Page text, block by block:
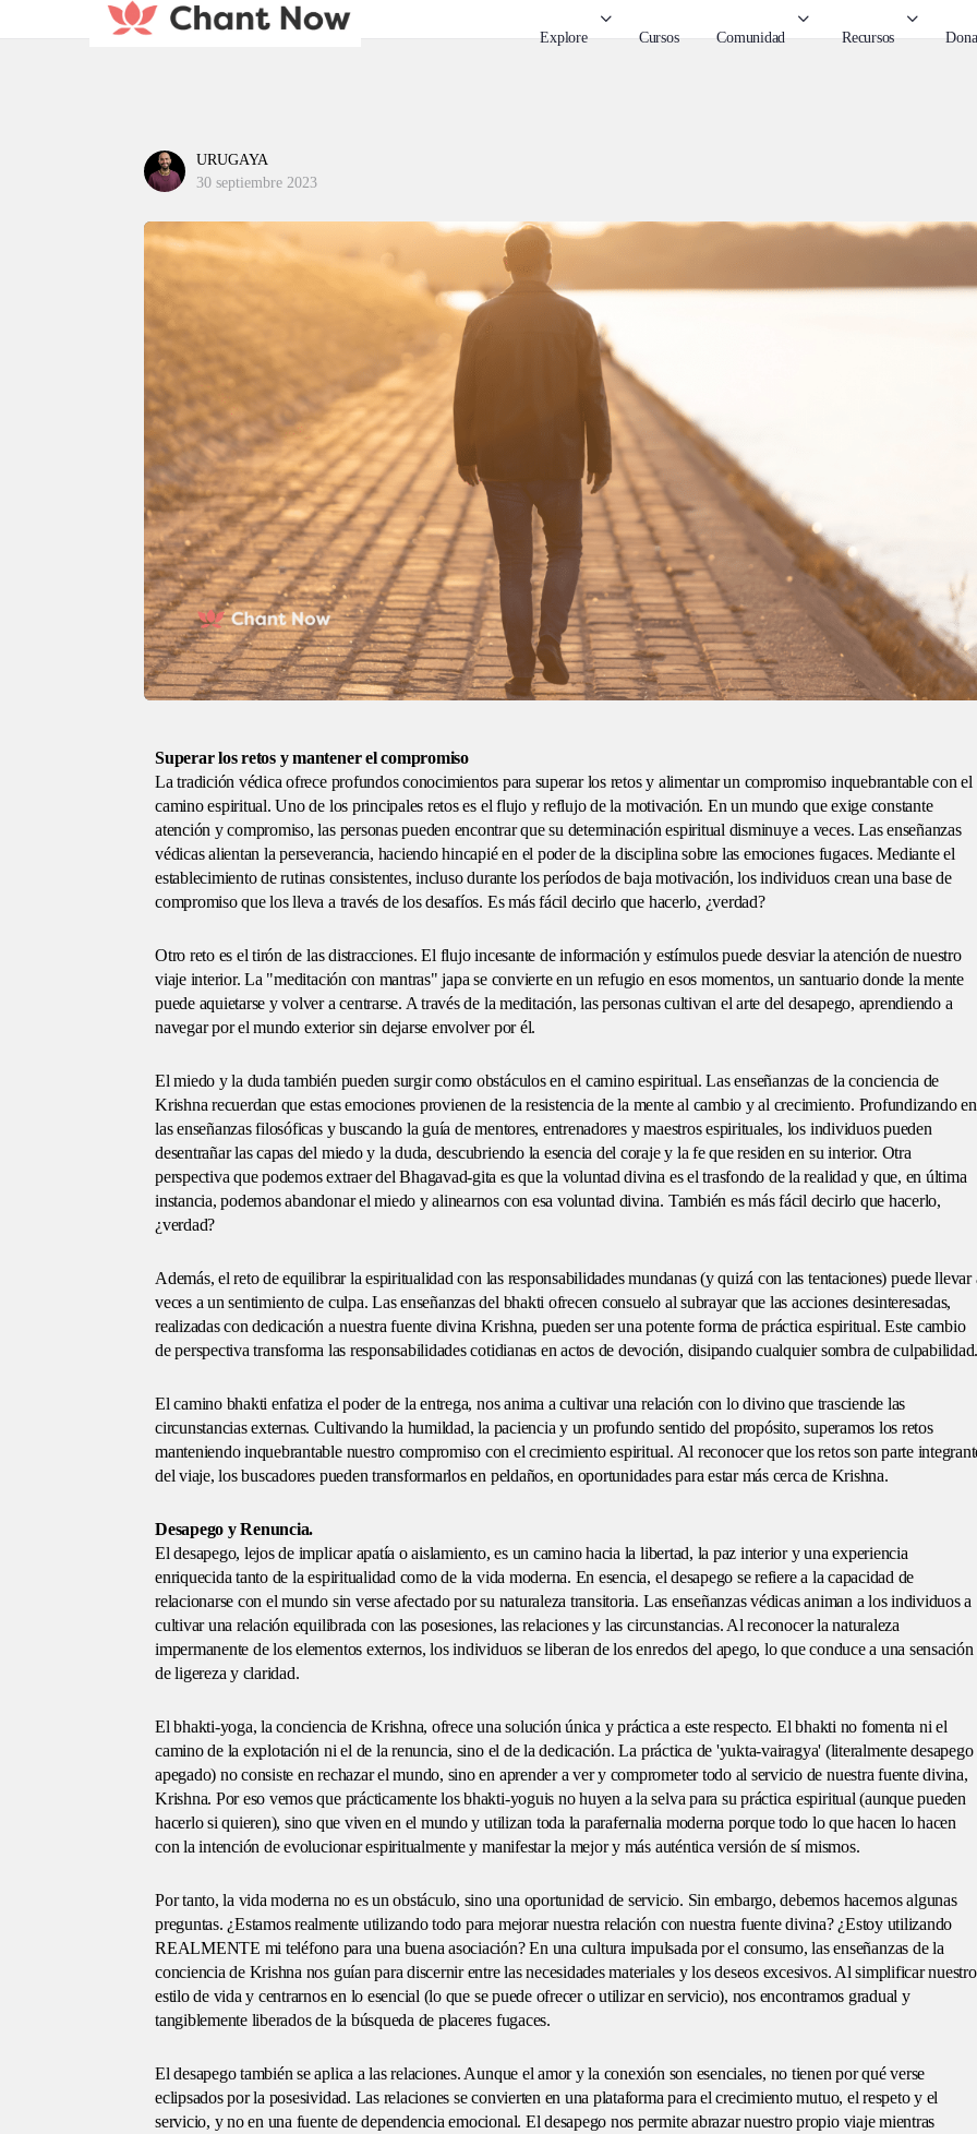
Explore Cursos Comunidad Recursos
URUGAYA
30 septiembre 2023
Superar los retos y mantener el compromiso
La tradición védica ofrece profundos conocimientos para superar los retos y alimentar un compromiso inquebrantable con el
camino espiritual. Uno de los principales retos es el flujo y reflujo de la motivación. En un mundo que exige constante
atención y compromiso, las personas pueden encontrar que su determinación espiritual disminuye a veces. Las enseñanzas
védicas alientan la perseverancia, haciendo hincapié en el poder de la disciplina sobre las emociones fugaces. Mediante el
establecimiento de rutinas consistentes, incluso durante los períodos de baja motivación, los individuos crean una base de
compromiso que los lleva a través de los desafíos. Es más fácil decirlo que hacerlo, ¿verdad?
Otro reto es el tirón de las distracciones. El flujo incesante de información y estímulos puede desviar la atención de nuestro
viaje interior. La "meditación con mantras" japa se convierte en un refugio en esos momentos, un santuario donde la mente
puede aquietarse y volver a centrarse. A través de la meditación, las personas cultivan el arte del desapego, aprendiendo a
navegar por el mundo exterior sin dejarse envolver por él.
El miedo y la duda también pueden surgir como obstáculos en el camino espiritual. Las enseñanzas de la conciencia de
Krishna recuerdan que estas emociones provienen de la resistencia de la mente al cambio y al crecimiento. Profundizando en
las enseñanzas filosóficas y buscando la guía de mentores, entrenadores y maestros espirituales, los individuos pueden
desentrañar las capas del miedo y la duda, descubriendo la esencia del coraje y la fe que residen en su interior. Otra
perspectiva que podemos extraer del Bhagavad-gita es que la voluntad divina es el trasfondo de la realidad y que, en última
instancia, podemos abandonar el miedo y alinearnos con esa voluntad divina. También es más fácil decirlo que hacerlo,
¿verdad?
Además, el reto de equilibrar la espiritualidad con las responsabilidades mundanas (y quizá con las tentaciones) puede llevar
veces a un sentimiento de culpa. Las enseñanzas del bhakti ofrecen consuelo al subrayar que las acciones desinteresadas,
realizadas con dedicación a nuestra fuente divina Krishna, pueden ser una potente forma de práctica espiritual. Este cambio
de perspectiva transforma las responsabilidades cotidianas en actos de devoción, disipando cualquier sombra de
El camino bhakti enfatiza el poder de la entrega, nos anima a cultivar una relación con lo divino que trasciende las
circunstancias externas. Cultivando la humildad, la paciencia y un profundo sentido del propósito, superamos los retos
manteniendo inquebrantable nuestro compromiso con el crecimiento espiritual. Al reconocer que los retos son parte
del viaje, los buscadores pueden transformarlos en peldaños, en oportunidades para estar más cerca de Krishna.
Desapego y Renuncia.
El desapego, lejos de implicar apatía o aislamiento, es un camino hacia la libertad, la paz interior y una experiencia
enriquecida tanto de la espiritualidad como de la vida moderna. En esencia, el desapego se refiere a la capacidad de
relacionarse con el mundo sin verse afectado por su naturaleza transitoria. Las enseñanzas védicas animan a los individuos a
cultivar una relación equilibrada con las posesiones, las relaciones y las circunstancias. Al reconocer la naturaleza
impermanente de los elementos externos, los individuos se liberan de los enredos del apego, lo que conduce a una sensación
de ligereza y claridad.
El bhakti-yoga, la conciencia de Krishna, ofrece una solución única y práctica a este respecto. El bhakti no fomenta ni el
camino de la explotación ni el de la renuncia, sino el de la dedicación. La práctica de 'yukta-vairagya' (literalmente desapego
apegado) no consiste en rechazar el mundo, sino en aprender a ver y comprometer todo al servicio de nuestra fuente divina,
Krishna. Por eso vemos que prácticamente los bhakti-yoguis no huyen a la selva para su práctica espiritual (aunque pueden
hacerlo si quieren), sino que viven en el mundo y utilizan toda la parafernalia moderna porque todo lo que hacen lo hacen
con la intención de evolucionar espiritualmente y manifestar la mejor y más auténtica versión de sí mismos.
Por tanto, la vida moderna no es un obstáculo, sino una oportunidad de servicio. Sin embargo, debemos hacernos algunas
preguntas. ¿Estamos realmente utilizando todo para mejorar nuestra relación con nuestra fuente divina? ¿Estoy utilizando
REALMENTE mi teléfono para una buena asociación? En una cultura impulsada por el consumo, las enseñanzas de la
conciencia de Krishna nos guían para discernir entre las necesidades materiales y los deseos excesivos. Al simplificar nuestro
estilo de vida y centrarnos en lo esencial (lo que se puede ofrecer o utilizar en servicio), nos encontramos gradual y
tangiblemente liberados de la búsqueda de placeres fugaces.
El desapego también se aplica a las relaciones. Aunque el amor y la conexión son esenciales, no tienen por qué verse
eclipsados por la posesividad. Las relaciones se convierten en una plataforma para el crecimiento mutuo, el respeto y el
servicio, y no en una fuente de dependencia emocional. El desapego nos permite abrazar nuestro propio viaje mientras